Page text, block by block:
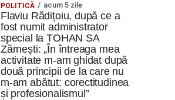
POLITICĂ acum 5 zile
Flaviu Rădițoiu, după ce a
fost numit administrator
special la TOHAN SA
Zărnești: „În întreaga mea
activitate m-am ghidat după
două principii de la care nu
m-am abătut: corectitudinea
și profesionalismul”